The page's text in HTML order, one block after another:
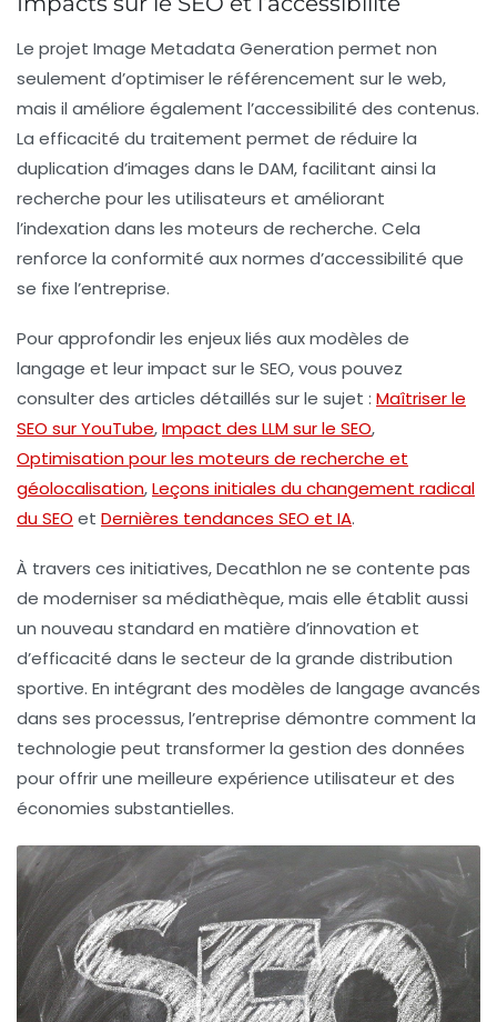
Le projet Image Metadata Generation permet non
seulement d’optimiser le référencement sur le web,
mais il améliore également l’accessibilité des contenus.
La efficacité du traitement permet de réduire la
duplication d’images dans le DAM, facilitant ainsi la
recherche pour les utilisateurs et améliorant
l’indexation dans les moteurs de recherche. Cela
renforce la conformité aux normes d’accessibilité que
se fixe l’entreprise.
Pour approfondir les enjeux liés aux modèles de
langage et leur impact sur le SEO, vous pouvez
consulter des articles détaillés sur le sujet : Maîtriser le
SEO sur YouTube,Impact des LLM sur le SEO,
Optimisation pour les moteurs de recherche et
géolocalisation,Leçons initiales du changement radical
du SEO et Dernières tendances SEO et IA.
À travers ces initiatives, Decathlon ne se contente pas
de moderniser sa médiathèque, mais elle établit aussi
un nouveau standard en matière d’innovation et
d’efficacité dans le secteur de la grande distribution
sportive. En intégrant des modèles de langage avancés
dans ses processus, l’entreprise démontre comment la
technologie peut transformer la gestion des données
pour offrir une meilleure expérience utilisateur et des
économies substantielles.